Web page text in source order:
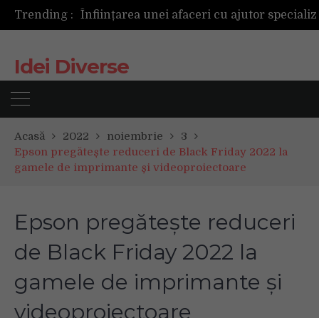
Trending :
Idei Diverse
Acasă 2022 noiembrie
3
Epson pregătește reduceri de Black Friday 2022 la
gamele de imprimante și videoproiectoare
Epson pregătește reduceri
de Black Friday 2022 la
gamele de imprimante și
videoproiectoare